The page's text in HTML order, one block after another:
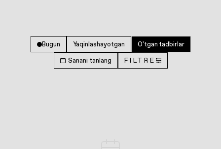
Bugun Yaqinlashayotgan O'tgan tadbirlar
Sanani tanlang FILTRE